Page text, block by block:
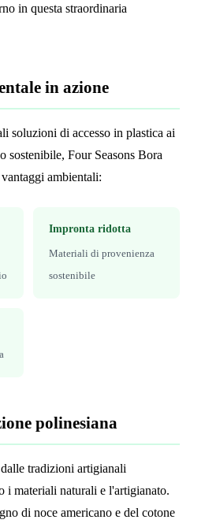
in questa straordinaria
in azione
soluzioni di accesso in plastica ai
sostenibile, Four Seasons Bora
ambientali:
Impronta ridotta
Materiali di provenienza
sostenibile
polinesiana
tradizioni artigianali
i materiali naturali e l'artigianato.
di noce americano e del cotone